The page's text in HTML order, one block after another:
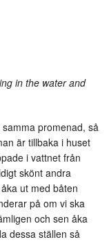
in the water and
promenad, så
är tillbaka i huset
i vattnet från
skönt andra
ut med båten
på om vi ska
och sen åka
dessa ställen så